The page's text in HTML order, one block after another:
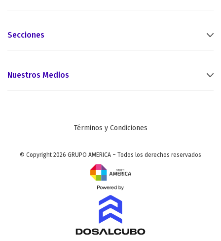
Secciones
Nuestros Medios
Términos y Condiciones
© Copyright 2026 GRUPO AMERICA – Todos los derechos reservados